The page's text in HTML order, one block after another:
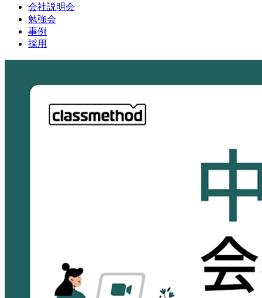
会社説明会
勉強会
事例
採用